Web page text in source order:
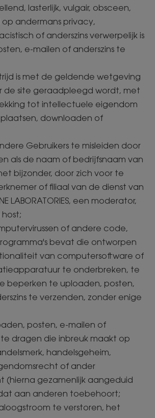
lasterlijk, vulgair, obsceen,
andermans privacy,
of anderszins verwerpelijk is
e-mailen of anderszins te
is met de geldende wetgeving
de site geraadpleegd wordt, met
tot intellectuele eigendom
downloaden of
Gebruikers te misleiden door
als de naam of bedrijfsnaam van
bijzonder, door zich voor te
of filiaal van de dienst van
LABORATORIES, een moderator,
of andere code,
bevat die ontworpen
van computersoftware of
te onderbreken, te
beperken te uploaden, posten,
te verzenden, zonder enige
posten, e-mailen of
te dragen die inbreuk maakt op
handelsgeheim,
of ander
(hierna gezamenlijk aangeduid
aan anderen toebehoort;
te verstoren, het